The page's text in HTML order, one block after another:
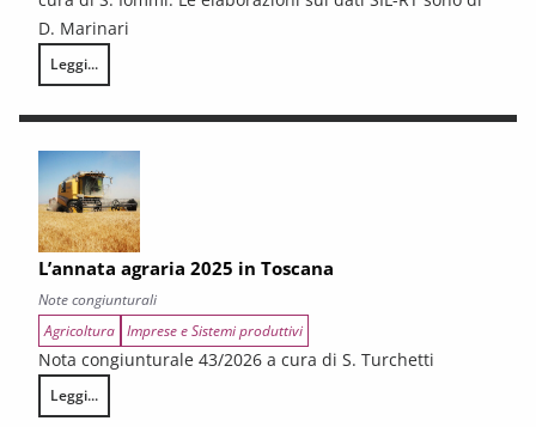
D. Marinari
Leggi...
LA CONGIUNTURA DEI SETTORI CULTURALI. Ripresa selettiva e
L’annata agraria 2025 in Toscana
Note congiunturali
Agricoltura Imprese e Sistemi produttivi
Nota congiunturale 43/2026 a cura di S. Turchetti
Leggi...
L’annata agraria 2025 in Toscana